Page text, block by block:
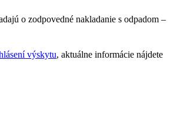
o zodpovedné nakladanie s odpadom –
výskytu, aktuálne informácie nájdete